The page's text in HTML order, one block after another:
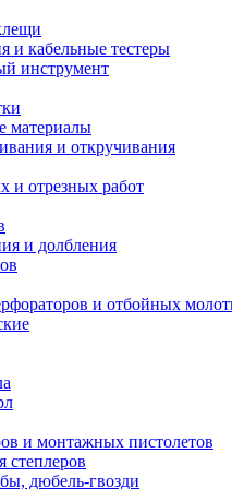
и кабельные тестеры
инструмент
материалы
и откручивания
и отрезных работ
и долбления
и отбойных
и монтажных пистолетов
степлеров
дюбель-гвозди